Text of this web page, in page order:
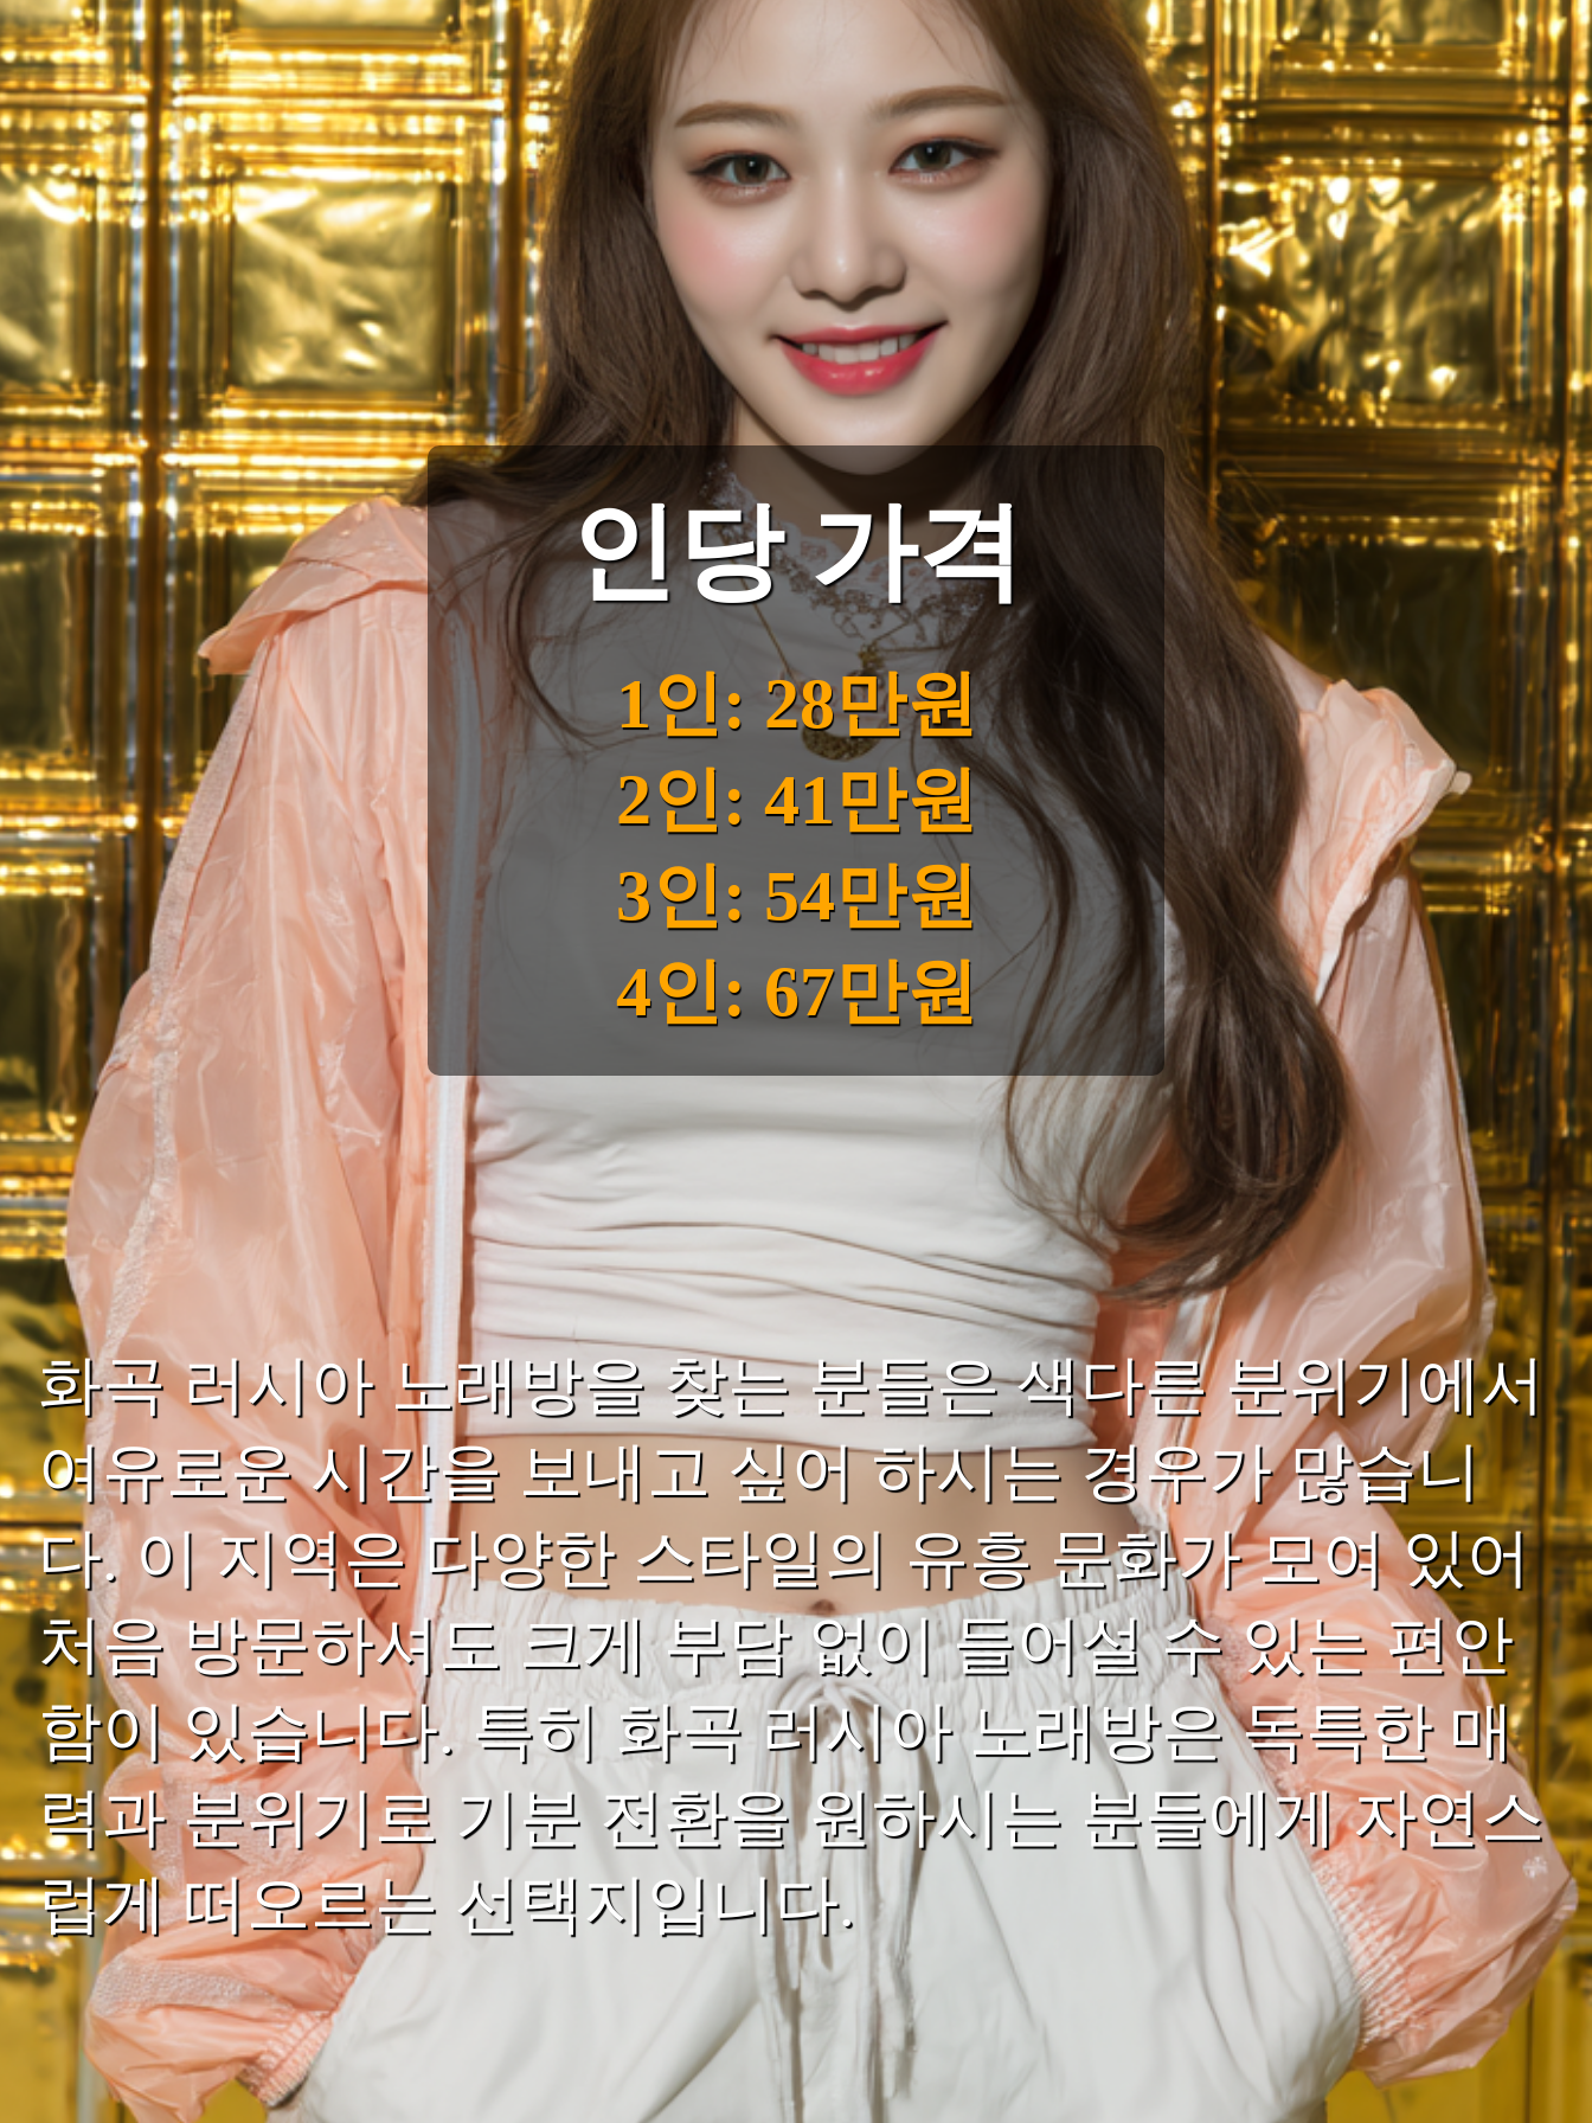
인당 가격
1인: 28만원
2인: 41만원
3인: 54만원
4인: 67만원
화곡 러시아 노래방을 찾는 분들은 색다른 분위기에서
여유로운 시간을 보내고 싶어 하시는 경우가 많습니
다. 이 지역은 다양한 스타일의 유흥 문화가 모여 있어
처음 방문하셔도 크게 부담 없이 들어설 수 있는 편안
함이 있습니다. 특히 화곡 러시아 노래방은 독특한 매
력과 분위기로 기분 전환을 원하시는 분들에게 자연스
럽게 떠오르는 선택지입니다.